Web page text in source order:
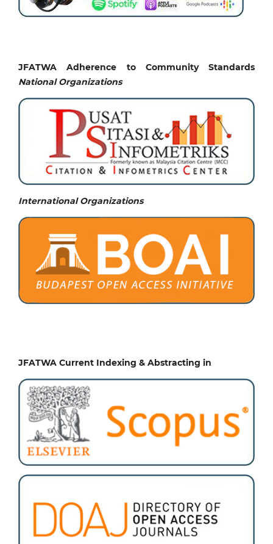
JFATWA Adherence to Community Standards
National Organizations
International Organizations
JFATWA Current Indexing & Abstracting in